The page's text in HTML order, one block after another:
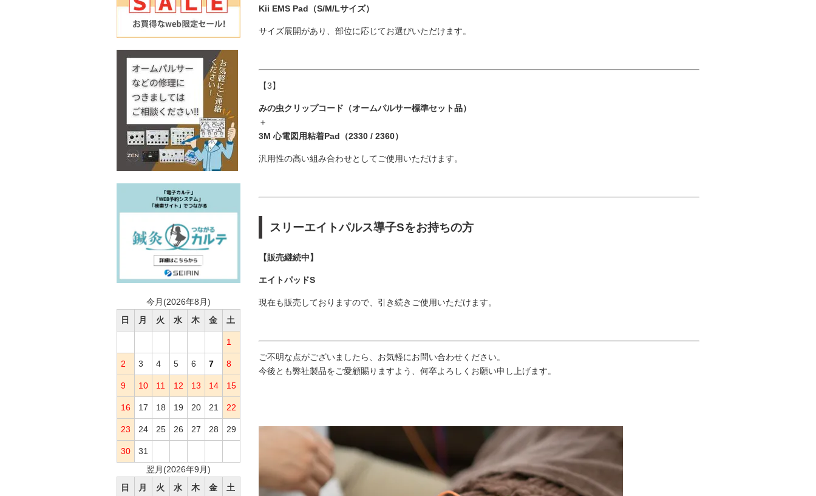
Kii EMS Pad（S/M/Lサイズ）
サイズ展開があり、部位に応じてお選びいただけます。
【3】
みの虫クリップコード（オームパルサー標準セット品）
＋
3M 心電図用粘着Pad（2330 / 2360）
汎用性の高い組み合わせとしてご使用いただけます。
スリーエイトパルス導子Sをお持ちの方
【販売継続中】
エイトパッドS
現在も販売しておりますので、引き続きご使用いただけます。
ご不明な点がございましたら、お気軽にお問い合わせください。
今後とも弊社製品をご愛顧賜りますよう、何卒よろしくお願い申し上げます。
今月(2026年8月)
日
月 火 水 木 金 土
1
2 3 4 5 6 7 8
9 10 11 12 13 14 15
16 17 18 19 20 21 22
23 24 25 26 27 28 29
30
31
翌月(2026年9月)
日
月 火 水 木 金 土